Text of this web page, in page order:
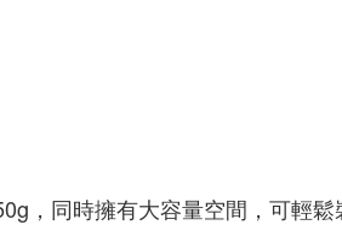
，同時擁有大容量空間，可輕